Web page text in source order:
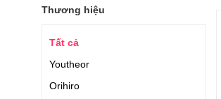
Thương hiệu
Tất cả
Youtheor
Orihiro